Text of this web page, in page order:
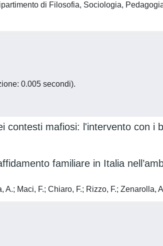
di Filosofia, Sociologia,
0.005 secondi).
contesti mafiosi: l'intervento con i
familiare in Italia
A.; Maci, F.; Chiaro, F.; Rizzo, F.; Zenarolla,